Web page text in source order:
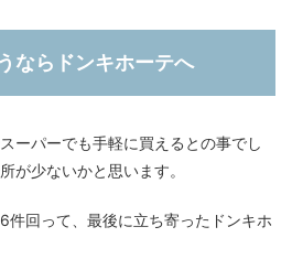
ならドンキホーテへ
ーパーでも手軽に買えるとの事でし
が少ないかと思います。
件回って、最後に立ち寄ったドンキホ